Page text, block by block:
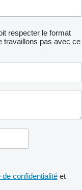
respecter le format
travaillons pas avec ce
de confidentialité et